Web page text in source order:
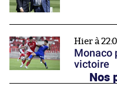
Hier à
Monaco
victoire
Nos